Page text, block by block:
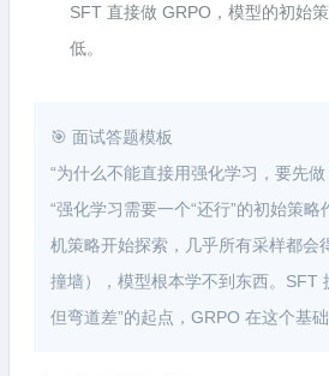
SFT 直接做 GRPO，模型的初始
低。
🎯 面试答题模板
“为什么不能直接用强化学习，要先做
“强化学习需要一个“还行”的初始策
机策略开始探索，几乎所有采样都会
撞墙），模型根本学不到东西。SFT
但弯道差”的起点，GRPO 在这个基